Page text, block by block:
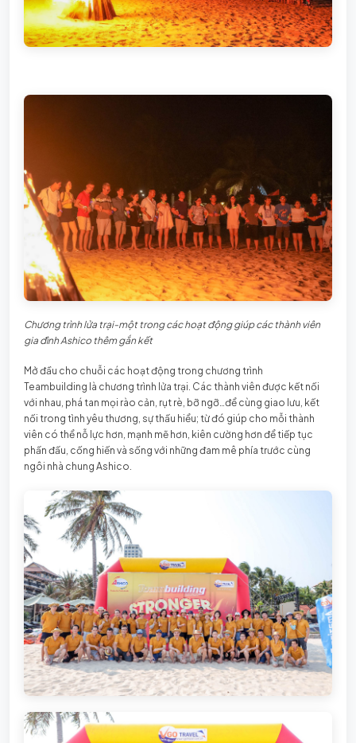
Chương trình lửa trại-một trong các hoạt động giúp các thành viên
gia đình Ashico thêm gắn kết
Mở đầu cho chuỗi các hoạt động trong chương trình
Teambuilding là chương trình lửa trại. Các thành viên được kết nối
với nhau, phá tan mọi rào cản, rụt rè, bỡ ngỡ…để cùng giao lưu, kết
nối trong tình yêu thương, sự thấu hiểu; từ đó giúp cho mỗi thành
viên có thể nỗ lực hơn, mạnh mẽ hơn, kiên cường hơn để tiếp tục
phấn đấu, cống hiến và sống với những đam mê phía trước cùng
ngôi nhà chung Ashico.